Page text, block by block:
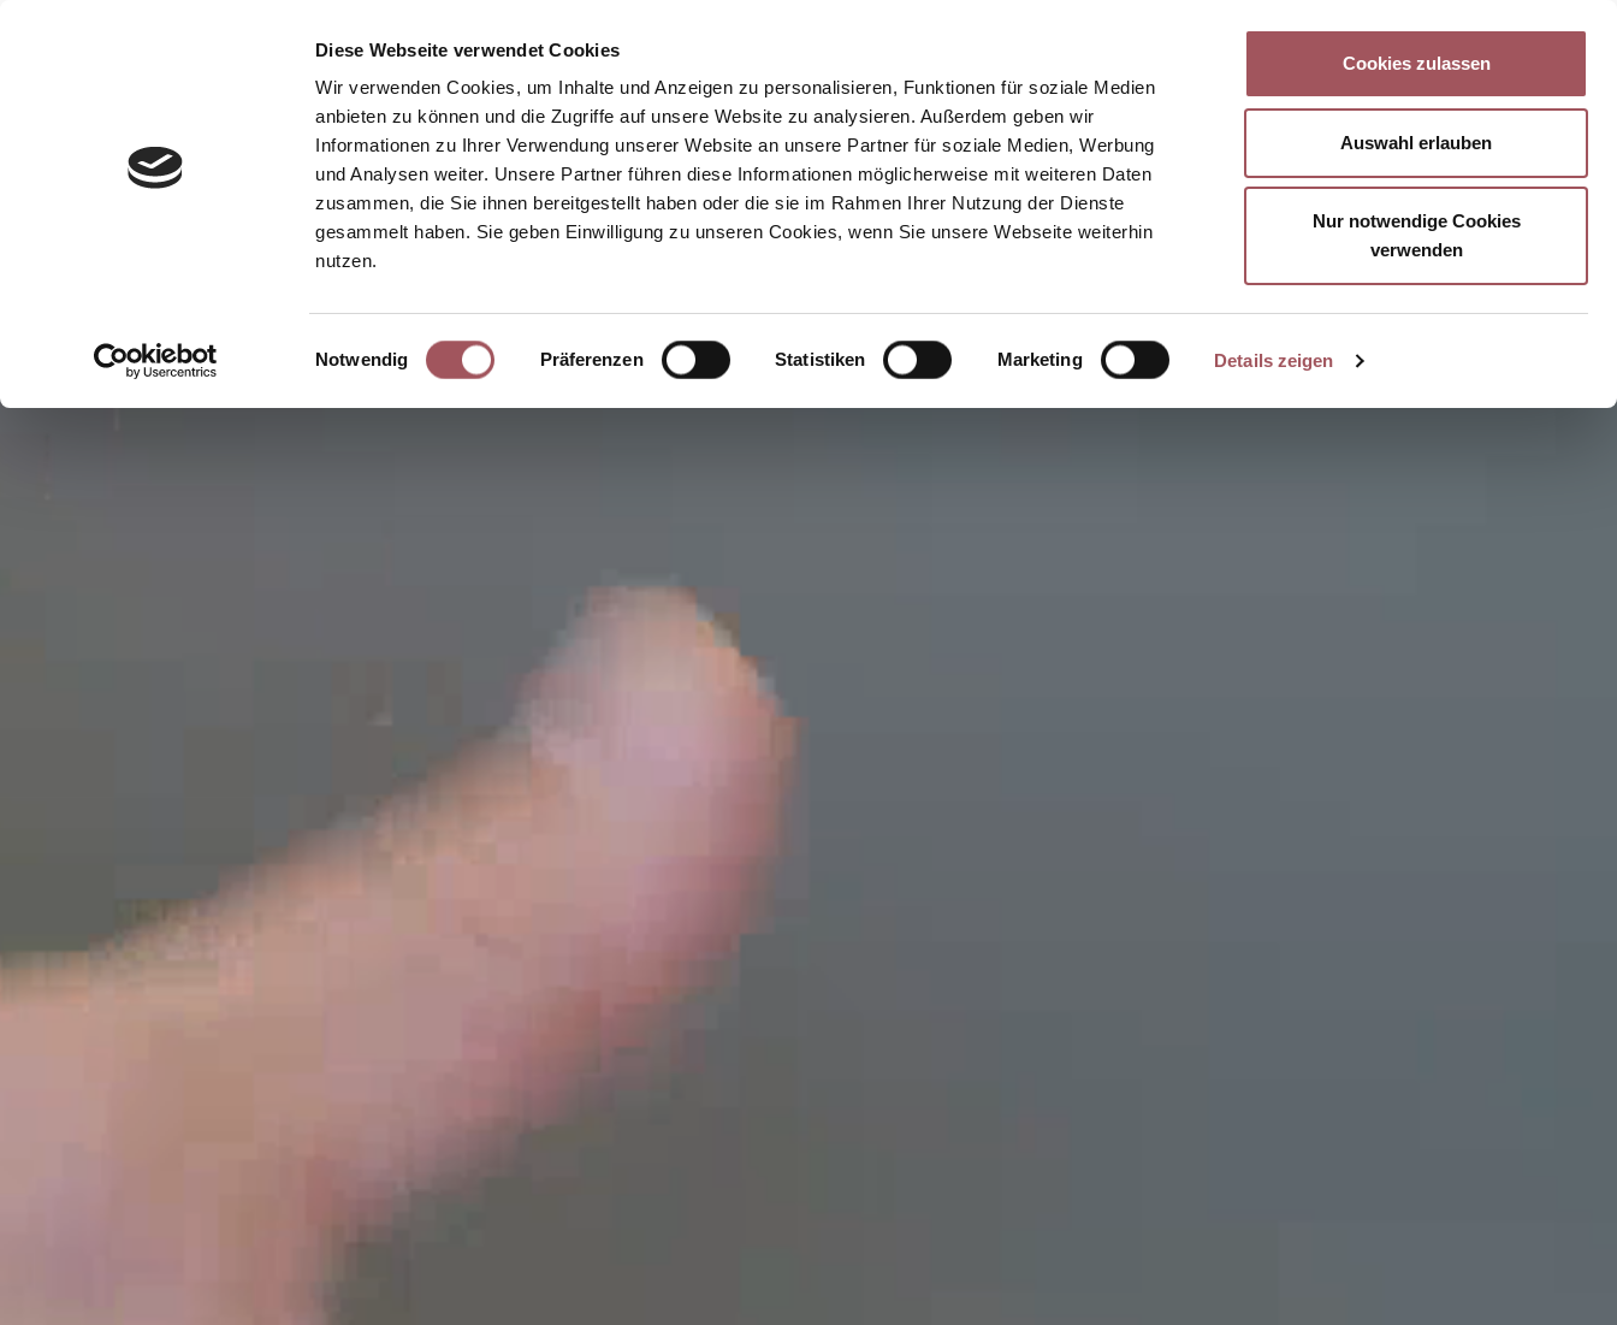
Diese Webseite verwendet Cookies
Wir verwenden Cookies, um Inhalte und Anzeigen zu personalisieren, Funktionen für soziale Medien
anbieten zu können und die Zugriffe auf unsere Website zu analysieren. Außerdem geben wir
Informationen zu Ihrer Verwendung unserer Website an unsere Partner für soziale Medien, Werbung
und Analysen weiter. Unsere Partner führen diese Informationen möglicherweise mit weiteren Daten
zusammen, die Sie ihnen bereitgestellt haben oder die sie im Rahmen Ihrer Nutzung der Dienste
gesammelt haben. Sie geben Einwilligung zu unseren Cookies, wenn Sie unsere Webseite weiterhin
nutzen.
Einwilligungsauswahl
Notwendig Präferenzen Statistiken Marketing Details zeigen
Cookies zulassen
Auswahl erlauben
Nur notwendige Cookies
verwenden
Home Karriere Praxisnachfolge Kontakt